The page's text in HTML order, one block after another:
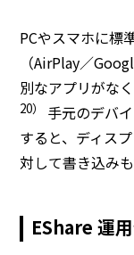
PCやスマホに標
（AirPlay／
別なアプリがな
20）
手元のデバ
すると、ディス
対して書き込みも
EShare 運